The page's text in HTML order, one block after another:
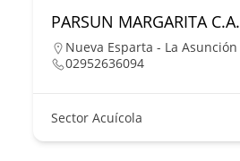
PARSUN MARGARITA C.A.
Nueva Esparta - La Asunción
02952636094
Sector Acuícola